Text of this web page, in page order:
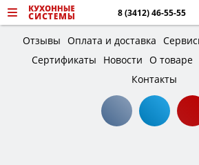
8 (3412) 46-55-55
Отзывы Оплата и доставка
Сертификаты
Новости О товаре
Контакты